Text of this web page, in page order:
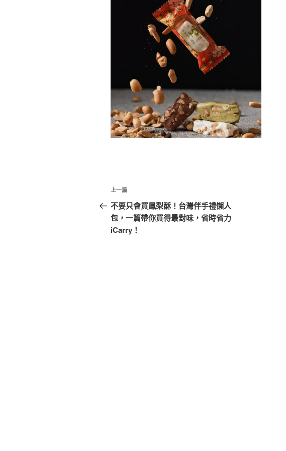
文
章
導
上
一
篇
文
上一篇
不要只會買鳳梨酥！台灣伴手禮懶人
包，一篇帶你買得最對味，省時省力
iCarry！